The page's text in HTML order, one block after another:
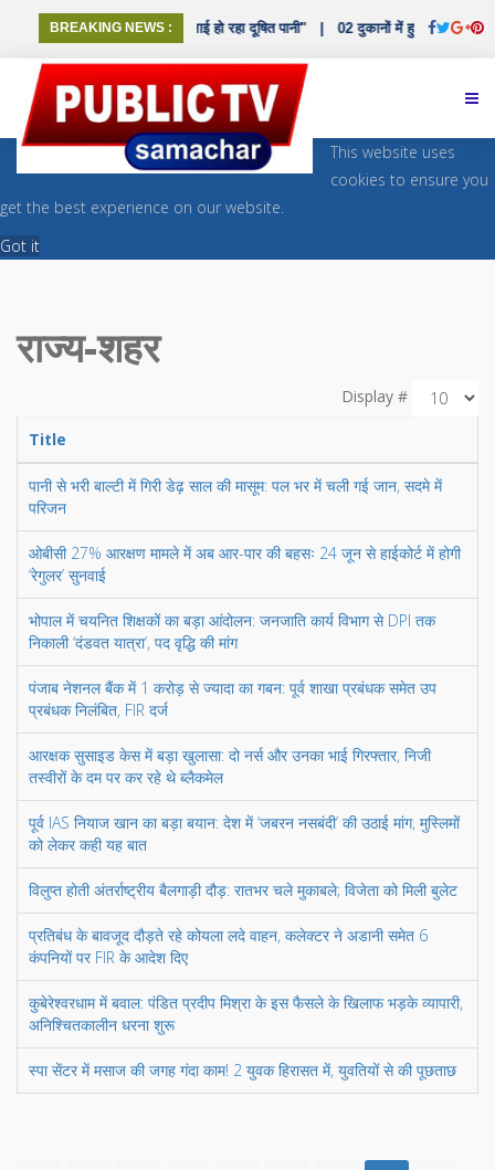
BREAKING NEWS :
की पाइपलाइन, वार्ड 11 में सप्लाई हो रहा दूषित पानी"| 02 दुकानों में हुई दो चोरियों का
This website uses
cookies to ensure you
get the best experience on our website.
Got it
राज्य-शहर
Display #
Title
पानी से भरी बाल्टी में गिरी डेढ़ साल की मासूम: पल भर में चली गई जान, सदमे में
परिजन
ओबीसी 27% आरक्षण मामले में अब आर-पार की बहसः 24 जून से हाईकोर्ट में होगी
‘रेगुलर’ सुनवाई
भोपाल में चयनित शिक्षकों का बड़ा आंदोलन: जनजाति कार्य विभाग से DPI तक
निकाली ‘दंडवत यात्रा’, पद वृद्धि की मांग
पंजाब नेशनल बैंक में 1 करोड़ से ज्यादा का गबन: पूर्व शाखा प्रबंधक समेत उप
प्रबंधक निलंबित, FIR दर्ज
आरक्षक सुसाइड केस में बड़ा खुलासा: दो नर्स और उनका भाई गिरफ्तार, निजी
तस्वीरों के दम पर कर रहे थे ब्लैकमेल
पूर्व IAS नियाज खान का बड़ा बयान: देश में ‘जबरन नसबंदी’ की उठाई मांग, मुस्लिमों
को लेकर कही यह बात
विलुप्त होती अंतर्राष्ट्रीय बैलगाड़ी दौड़: रातभर चले मुकाबले; विजेता को मिली बुलेट
प्रतिबंध के बावजूद दौड़ते रहे कोयला लदे वाहन, कलेक्टर ने अडानी समेत 6
कंपनियों पर FIR के आदेश दिए
कुबेरेश्वरधाम में बवाल: पंडित प्रदीप मिश्रा के इस फैसले के खिलाफ भड़के व्यापारी,
अनिश्चितकालीन धरना शुरू
स्पा सेंटर में मसाज की जगह गंदा काम! 2 युवक हिरासत में, युवतियों से की पूछताछ